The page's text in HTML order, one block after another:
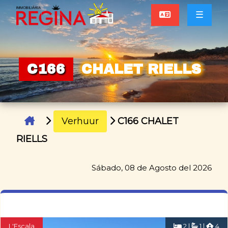
C166 CHALET RIELLS
☰
Verhuur
C166 CHALET
RIELLS
Sábado, 08 de Agosto del 2026
L'Escala 2 | 1 | 4